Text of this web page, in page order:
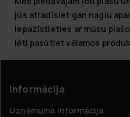
jūs atradīsiet gan naglu
Iepazīstieties ar mūsu
lēti pasūtiet vēlamos
Informācija
Uzņēmuma informācija